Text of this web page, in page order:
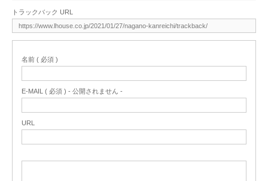
トラックバック URL
名前 ( 必須 )
E-MAIL ( 必須 ) - 公開されません -
URL